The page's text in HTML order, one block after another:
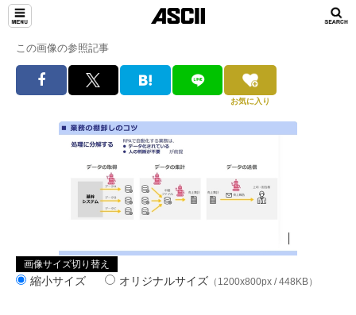
この画像の参照記事
お気に入り
画像サイズ切り替え
縮小サイズ オリジナルサイズ （1200x800px / 448KB）